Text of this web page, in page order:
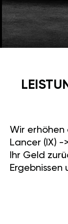
Wir erhöhen
Lancer (IX) -
Ihr Geld
Ergebnissen